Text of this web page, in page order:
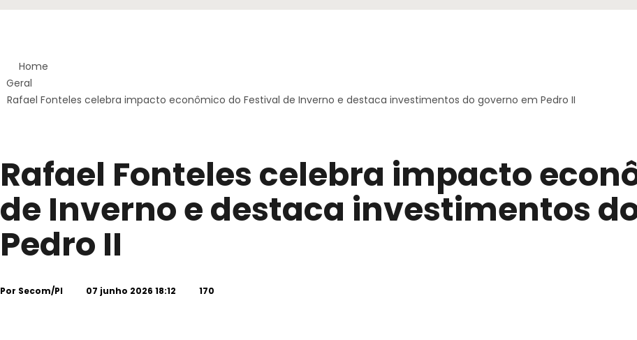
Home
Geral
Rafael Fonteles celebra impacto econômico do Festival de Inverno e destaca investimentos do governo em Pedro II
Rafael Fonteles celebra impacto
de Inverno e destaca investimentos
Pedro II
Por Secom/PI 07 junho 2026 18:12 170